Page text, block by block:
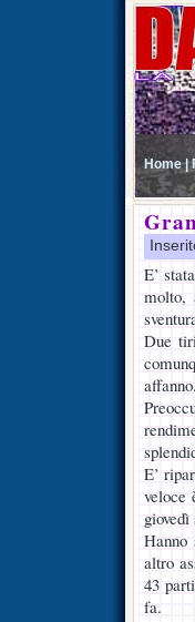
Home |
E’
molto,
Due
affanno.
E’
veloce
Hanno
altro
43
fa.